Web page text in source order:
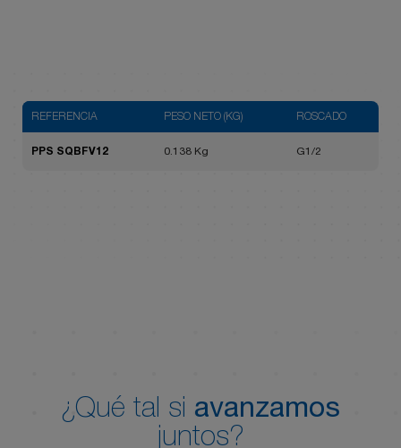
REFERENCIA PESO NETO (KG) ROSCADO
PPS SQBFV12 0.138 Kg G1/2
¿Qué tal si avanzamos
juntos?